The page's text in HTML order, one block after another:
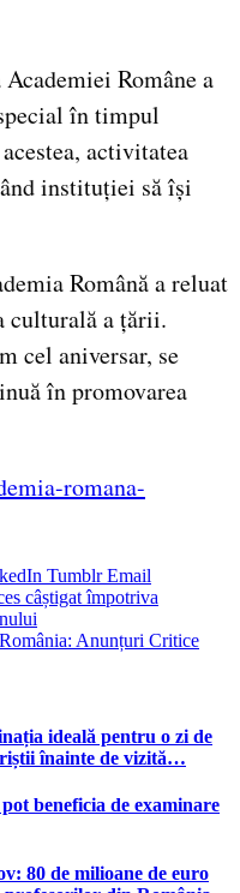
Române a
în timpul
activitatea
instituției să își
Română a reluat
culturală a țării.
cel aniversar, se
în promovarea
romana-
Tumblr Email
câștigat împotriva
Anunțuri Critice
ideală pentru o zi de
înainte de vizită…
beneficia de examinare
80 de milioane de euro